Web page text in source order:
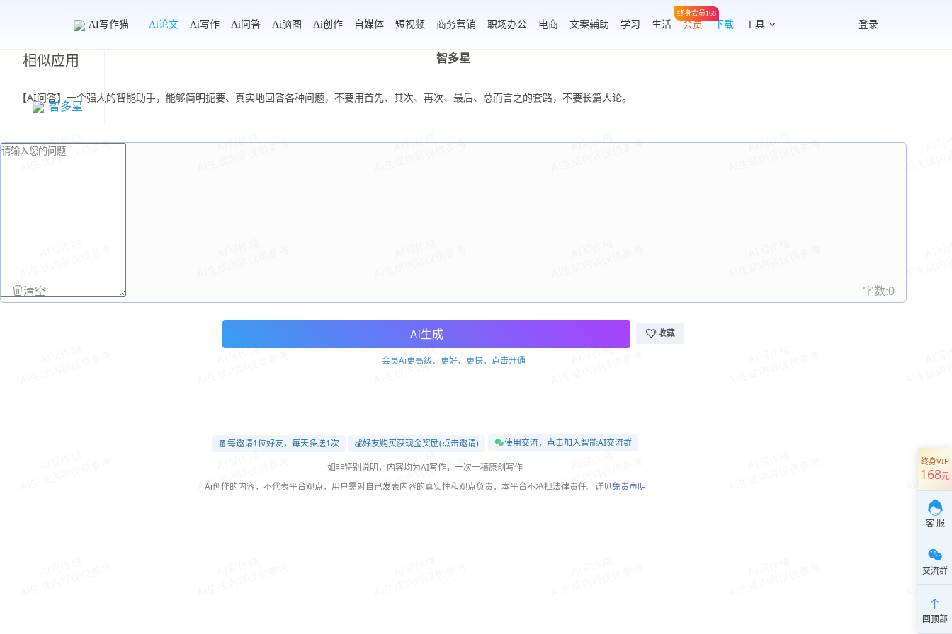
AI写作猫 Ai论文 Ai写作 Ai问答 Ai脑图 Ai创作 自媒体 短视频 商务营销 职场办公 电商 文案辅助 学习 生活
终身会员168
会员 下载 工具 登录
智多星
【AI问答】一个强大的智能助手，能够简明扼要、真实地回答各种问题，不要用首先、其次、再次、最后、总而言之的套路，不要长篇大论。
清空 字数:0
AI生成 收藏
会员Ai更高级、更好、更快，点击开通
相似应用
智多星
🧧每邀请1位好友，每天多送1次 💰好友购买获现金奖励(点击邀请) 使用交流，点击加入智能AI交流群
如非特别说明，内容均为AI写作，一次一稿原创写作
Ai创作的内容，不代表平台观点，用户需对自己发表内容的真实性和观点负责，本平台不承担法律责任。详见免责声明
终身VIP
168元
客 服
交流群
回顶部